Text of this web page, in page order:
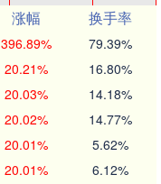
涨幅
换手率
396.89% 79.39%
20.21% 16.80%
20.03% 14.18%
20.02% 14.77%
20.01% 5.62%
20.01% 6.12%